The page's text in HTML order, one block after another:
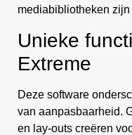
mediabibliotheken
Unieke
Extreme
Deze software
van aanpasbaarheid.
en lay-outs creëren